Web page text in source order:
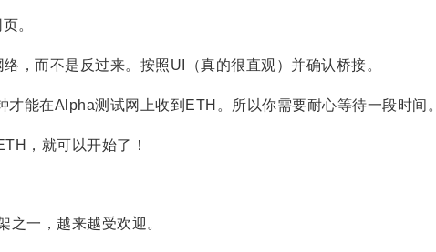
。
，而不是反过来。按照UI（真的很直观）并确认桥接。
能在Alpha测试网上收到ETH。所以你需要耐心等待一段时间。
，就可以开始了！
之一，越来越受欢迎。